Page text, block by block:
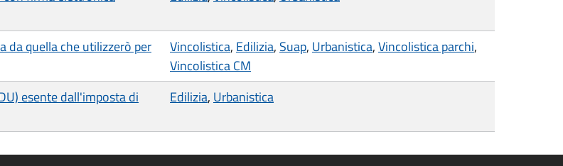
da quella che utilizzerò per
Vincolistica, Edilizia, Suap, Urbanistica,Vincolistica parchi,
Vincolistica CM
esente dall'imposta di
Edilizia, Urbanistica